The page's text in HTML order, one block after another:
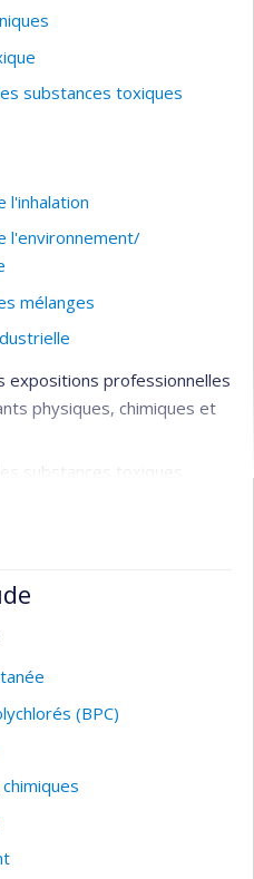
substances toxiques
l'inhalation
l'environnement/
mélanges
expositions professionnelles
physiques, chimiques et
substances toxiques
nanoparticules et particules
de contaminants en milieu
travail, santé et sécurité,
(BPC)